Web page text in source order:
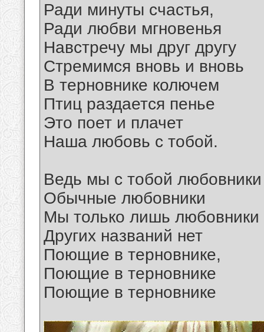
Ради минуты счастья,
Ради любви мгновенья
Навстречу мы друг другу
Стремимся вновь и вновь
В терновнике колючем
Птиц раздается пенье
Это поет и плачет
Наша любовь с тобой.
Ведь мы с тобой любовники
Обычные любовники
Мы только лишь любовники
Других названий нет
Поющие в терновнике,
Поющие в терновнике
Поющие в терновнике